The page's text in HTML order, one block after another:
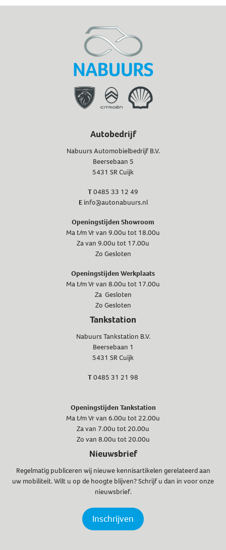
Autobedrijf
Nabuurs Automobielbedrijf B.V.
Beersebaan 5
5431 SR Cuijk
T0485 33 12 49
E info@autonabuurs.nl
Openingstijden Showroom
Ma t/m Vr van 9.00u tot 18.00u
Za van 9.00u tot 17.00u
Zo Gesloten
Openingstijden Werkplaats
Ma t/m Vr van 8.00u tot 17.00u
Za Gesloten
Zo Gesloten
Tankstation
Nabuurs Tankstation B.V.
Beersebaan 1
5431 SR Cuijk
T0485 31 21 98
Openingstijden Tankstation
Ma t/m Vr van 6.00u tot 22.00u
Za van 7.00u tot 20.00u
Zo van 8.00u tot 20.00u
Nieuwsbrief
Regelmatig publiceren wij nieuwe kennisartikelen gerelateerd aan
uw mobiliteit. Wilt u op de hoogte blijven? Schrijf u dan in voor onze
nieuwsbrief.
Inschrijven